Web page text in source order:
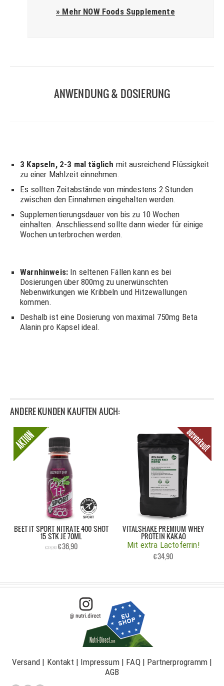
» Mehr NOW Foods Supplemente
ANWENDUNG & DOSIERUNG
3 Kapseln, 2-3 mal täglich mit ausreichend Flüssigkeit
zu einer Mahlzeit einnehmen.
Es sollten Zeitabstände von mindestens 2 Stunden
zwischen den Einnahmen eingehalten werden.
Supplementierungsdauer von bis zu 10 Wochen
einhalten. Anschliessend sollte dann wieder für einige
Wochen unterbrochen werden.
Warnhinweis: In seltenen Fällen kann es bei
Dosierungen über 800mg zu unerwünschten
Nebenwirkungen wie Kribbeln und Hitzewallungen
kommen.
Deshalb ist eine Dosierung von maximal 750mg Beta
Alanin pro Kapsel ideal.
ANDERE KUNDEN KAUFTEN AUCH:
BEET IT SPORT NITRATE 400 SHOT
15 STK JE 70ML
€39,90 €36,90
VITALSHAKE PREMIUM WHEY
PROTEIN KAKAO
Mit extra Lactoferrin!
€34,90
Versand| Kontakt | Impressum| FAQ| Partnerprogramm|
AGB